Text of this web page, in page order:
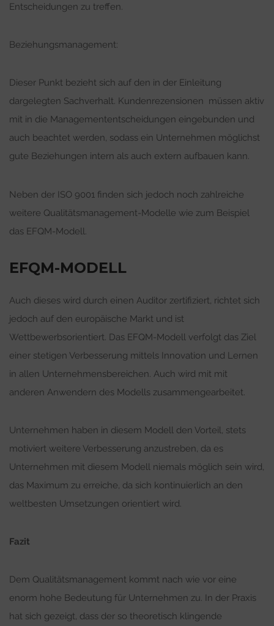
Entscheidungen zu treffen.
Beziehungsmanagement:
Dieser Punkt bezieht sich auf den in der Einleitung
dargelegten Sachverhalt. Kundenrezensionen müssen aktiv
mit in die Managemententscheidungen eingebunden und
auch beachtet werden, sodass ein Unternehmen möglichst
gute Beziehungen intern als auch extern aufbauen kann.
Neben der ISO 9001 finden sich jedoch noch zahlreiche
weitere Qualitätsmanagement-Modelle wie zum Beispiel
das EFQM-Modell.
EFQM-MODELL
Auch dieses wird durch einen Auditor zertifiziert, richtet sich
jedoch auf den europäische Markt und ist
Wettbewerbsorientiert. Das EFQM-Modell verfolgt das Ziel
einer stetigen Verbesserung mittels Innovation und Lernen
in allen Unternehmensbereichen. Auch wird mit mit
anderen Anwendern des Modells zusammengearbeitet.
Unternehmen haben in diesem Modell den Vorteil, stets
motiviert weitere Verbesserung anzustreben, da es
Unternehmen mit diesem Modell niemals möglich sein wird,
das Maximum zu erreiche, da sich kontinuierlich an den
weltbesten Umsetzungen orientiert wird.
Fazit
Dem Qualitätsmanagement kommt nach wie vor eine
enorm hohe Bedeutung für Unternehmen zu. In der Praxis
hat sich gezeigt, dass der so theoretisch klingende